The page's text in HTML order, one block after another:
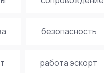
безопасность
работа эскорт